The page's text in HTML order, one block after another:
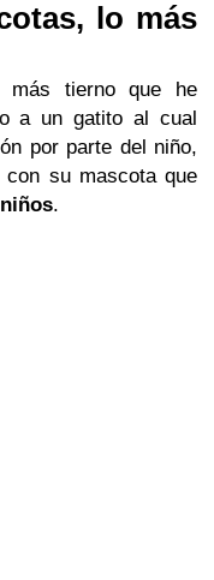
lo más
más tierno que he
a un gatito al cual
por parte del niño,
su mascota que
.